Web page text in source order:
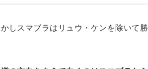
しスマブラはリュウ・ケンを除いて勝